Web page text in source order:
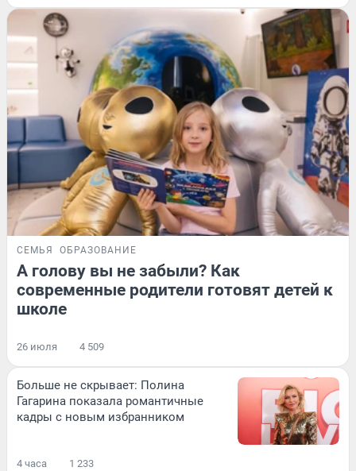
СЕМЬЯ ОБРАЗОВАНИЕ
А голову вы не забыли? Как
современные родители готовят детей к
школе
26 июля 4 509
Больше не скрывает: Полина
Гагарина показала романтичные
кадры с новым избранником
4 часа 1 233